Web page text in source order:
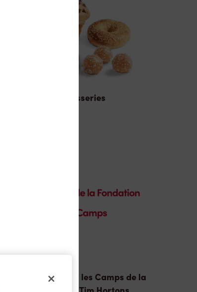
Pâtisseries
Donation pour les Camps de la